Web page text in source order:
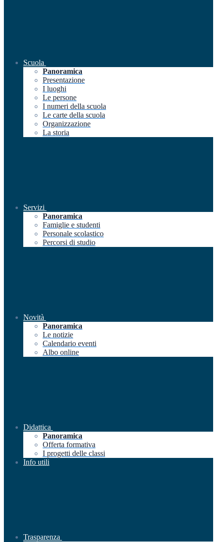
Scuola
Panoramica
Presentazione
I luoghi
Le persone
I numeri della scuola
Le carte della scuola
Organizzazione
La storia
Servizi
Panoramica
Famiglie e studenti
Personale scolastico
Percorsi di studio
Novità
Panoramica
Le notizie
Calendario eventi
Albo online
Didattica
Panoramica
Offerta formativa
I progetti delle classi
Info utili
Trasparenza